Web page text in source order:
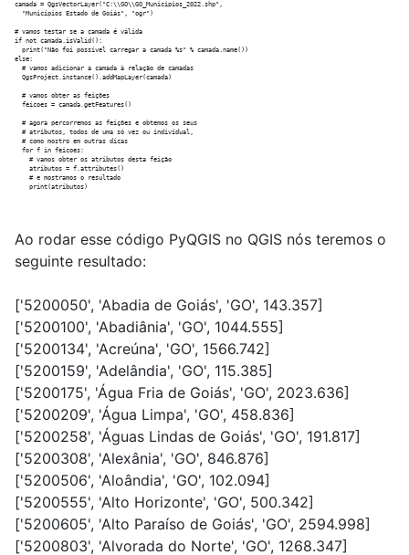
camada = QgsVectorLayer("C:\\GO\\GO_Municipios_2022.shp",
  "Municípios Estado de Goiás", "ogr")
# vamos testar se a camada é válida
if not camada.isValid():
  print("Não foi possível carregar a camada %s" % camada.name())
else:
  # vamos adicionar a camada à relação de camadas
  QgsProject.instance().addMapLayer(camada)
  # vamos obter as feições
  feicoes = camada.getFeatures()
  # agora percorremos as feições e obtemos os seus
  # atributos, todos de uma só vez ou individual,
  # como mostro em outras dicas
  for f in feicoes:
    # vamos obter os atributos desta feição
    atributos = f.attributes()
    # e mostramos o resultado
Ao rodar esse código PyQGIS no QGIS nós teremos o
seguinte resultado:
['5200050', 'Abadia de Goiás', 'GO', 143.357]
['5200100', 'Abadiânia', 'GO', 1044.555]
['5200134', 'Acreúna', 'GO', 1566.742]
['5200159', 'Adelândia', 'GO', 115.385]
['5200175', 'Água Fria de Goiás', 'GO', 2023.636]
['5200209', 'Água Limpa', 'GO', 458.836]
['5200258', 'Águas Lindas de Goiás', 'GO', 191.817]
['5200308', 'Alexânia', 'GO', 846.876]
['5200506', 'Aloândia', 'GO', 102.094]
['5200555', 'Alto Horizonte', 'GO', 500.342]
['5200605', 'Alto Paraíso de Goiás', 'GO', 2594.998]
['5200803', 'Alvorada do Norte', 'GO', 1268.347]